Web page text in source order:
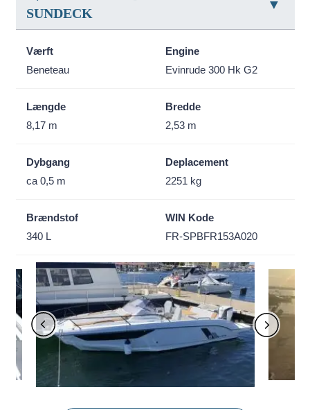
SUNDECK
Værft
Beneteau
Engine
Evinrude 300 Hk G2
Længde
8,17 m
Bredde
2,53 m
Dybgang
ca 0,5 m
Deplacement
2251 kg
Brændstof
340 L
WIN Kode
FR-SPBFR153A020